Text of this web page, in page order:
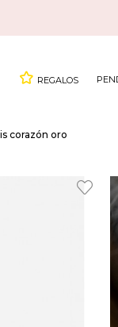
REGALOS
corazón oro